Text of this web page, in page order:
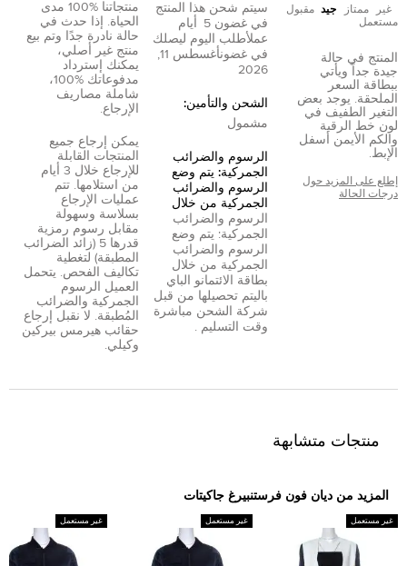
غير
مستعمل
ممتاز جيد مقبول
المنتج في حالة
جيدة جداً ويأتي
ببطاقة السعر
الملحقة. يوجد بعض
التغير الطفيف في
لون خط الرقبة
والكم الأيمن أسفل
الإبط.
إطلع على المزيد حول
درجات الحالة
سيتم شحن هذا المنتج
في غضون 5
أيام
عملأطلب اليوم ليصلك
في غضون
أغسطس 11,
2026
الشحن والتأمين:
مشمول
الرسوم والضرائب
الجمركية: يتم وضع
الرسوم والضرائب
الجمركية من خلال
الرسوم والضرائب
الجمركية: يتم وضع
الرسوم والضرائب
الجمركية من خلال
بطاقة الائتمانو
الباي
باليتم تحصيلها من قبل
شركة الشحن مباشرة
وقت التسليم .
منتجاتنا %100 مدى
الحياة. إذا حدث في
حالة نادرة جدًا وتم بيع
منتج غير أصلي،
يمكنك إسترداد
مدفوعاتك %100،
شاملة مصاريف
الإرجاع.
يمكن إرجاع جميع
المنتجات القابلة
للإرجاع خلال 3 أيام
من استلامها. تتم
عمليات الإرجاع
بسلاسة وسهولة
مقابل رسوم رمزية
قدرها 5 (زائد الضرائب
المطبقة) لتغطية
تكاليف الفحص. يتحمل
العميل الرسوم
الجمركية والضرائب
المُطبقة. لا نقبل إرجاع
حقائب هيرمس بيركين
وكيلي.
منتجات متشابهة
المزيد من ديان فون فرستنبيرغ جاكيتات
غير مستعمل غير مستعمل غير مستعمل